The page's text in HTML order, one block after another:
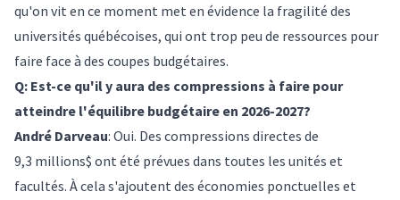
qu'on vit en ce moment met en évidence la fragilité des
universités québécoises, qui ont trop peu de ressources pour
faire face à des coupes budgétaires.
Q: Est-ce qu'il y aura des compressions à faire pour
atteindre l'équilibre budgétaire en 2026-2027?
André Darveau: Oui. Des compressions directes de
9,3 millions$ ont été prévues dans toutes les unités et
facultés. À cela s'ajoutent des économies ponctuelles et